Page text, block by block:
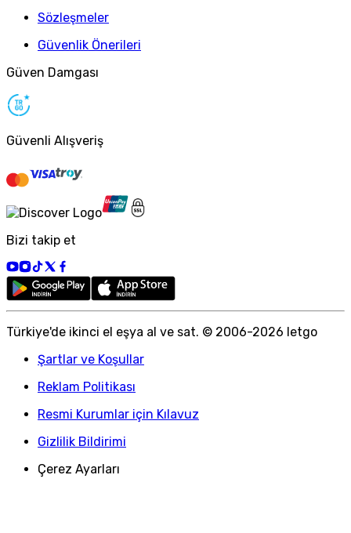
Sözleşmeler
Güvenlik Önerileri
Güven Damgası
Güvenli Alışveriş
Bizi takip et
Türkiye'de ikinci el eşya al ve sat. © 2006-2026 letgo
Şartlar ve Koşullar
Reklam Politikası
Resmi Kurumlar için Kılavuz
Gizlilik Bildirimi
Çerez Ayarları